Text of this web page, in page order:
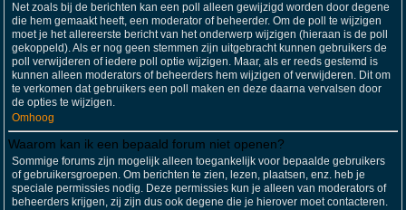
Net zoals bij de berichten kan een poll alleen gewijzigd worden door degene
die hem gemaakt heeft, een moderator of beheerder. Om de poll te wijzigen
moet je het allereerste bericht van het onderwerp wijzigen (hieraan is de poll
gekoppeld). Als er nog geen stemmen zijn uitgebracht kunnen gebruikers de
poll verwijderen of iedere poll optie wijzigen. Maar, als er reeds gestemd is
kunnen alleen moderators of beheerders hem wijzigen of verwijderen. Dit om
te verkomen dat gebruikers een poll maken en deze daarna vervalsen door
de opties te wijzigen.
Omhoog
Waarom kan ik een bepaald forum niet openen?
Sommige forums zijn mogelijk alleen toegankelijk voor bepaalde gebruikers
of gebruikersgroepen. Om berichten te zien, lezen, plaatsen, enz. heb je
speciale permissies nodig. Deze permissies kun je alleen van moderators of
beheerders krijgen, zij zijn dus ook degene die je hierover moet contacteren.